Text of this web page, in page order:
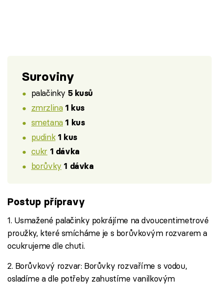
Suroviny
palačinky 5 kusů
zmrzlina 1 kus
smetana 1 kus
pudink 1 kus
cukr 1 dávka
borůvky 1 dávka
Postup přípravy
1. Usmažené palačinky pokrájíme na dvoucentimetrové
proužky, které smícháme je s borůvkovým rozvarem a
ocukrujeme dle chuti.
2. Borůvkový rozvar: Borůvky rozvaříme s vodou,
osladíme a dle potřeby zahustíme vanilkovým